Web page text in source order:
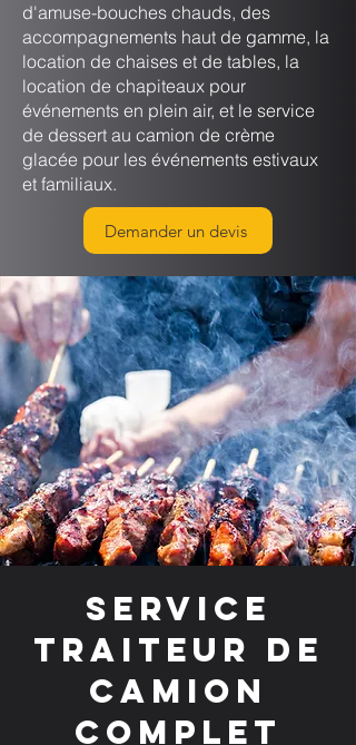
d'amuse-bouches chauds, des
accompagnements haut de gamme, la
location de chaises et de tables, la
location de chapiteaux pour
événements en plein air, et le service
de dessert au camion de crème
glacée pour les événements estivaux
et familiaux.
Demander un devis
Service
traiteur de
camion
complet